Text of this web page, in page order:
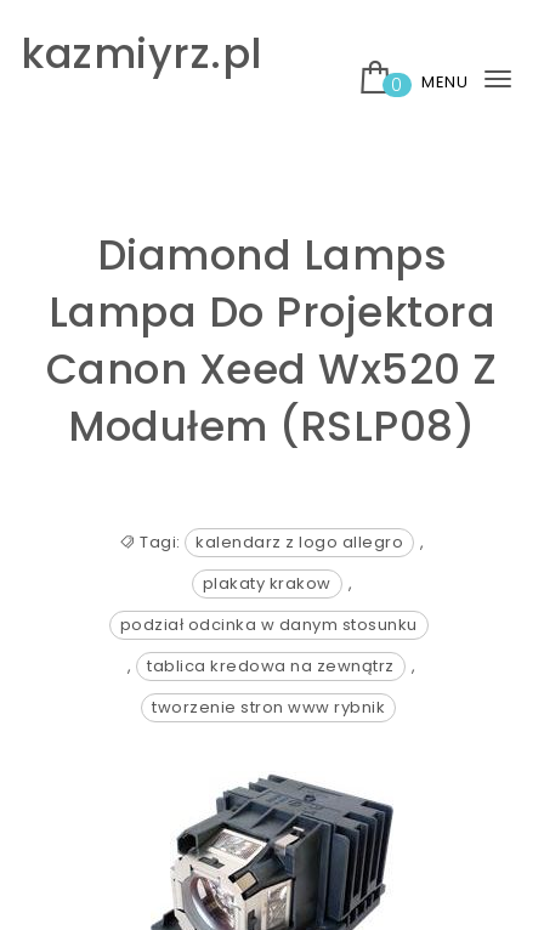
kazmiyrz.pl
0 MENU
Diamond Lamps
Lampa Do Projektora
Canon Xeed Wx520 Z
Modułem (RSLP08)
Tagi: kalendarz z logo allegro
,
plakaty krakow
,
podział odcinka w danym stosunku
, tablica kredowa na zewnątrz
,
tworzenie stron www rybnik